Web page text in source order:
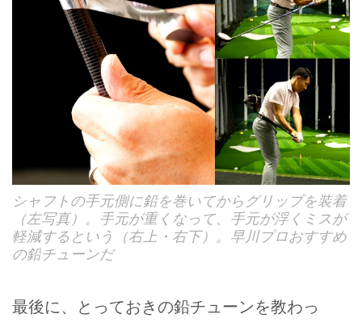
シャフトの手元側に鉛を巻いてからグリップを装着
（左写真）。手元が重くなって、手元が浮くミスが
軽減するという（右上・右下）。早川プロおすすめ
の鉛チューンだ
最後に、とっておきの鉛チューンを教わっ